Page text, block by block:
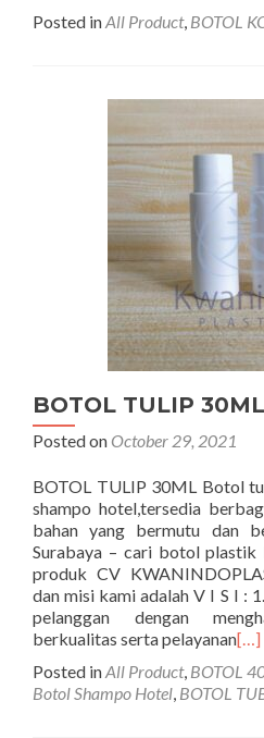
Posted inAll Product, BOTOL
BOTOL TULIP 30ML
Posted on October 29, 2021
BOTOL TULIP 30ML Botol
shampo hotel,tersedia
bahan yang bermutu dan
Surabaya – cari botol plastik
produk CV
dan misi kami adalah V I S I :
pelanggan dengan
berkualitas serta pelayanan[…]
Posted inAll Product, BOTOL
Botol Shampo Hotel, BOTOL